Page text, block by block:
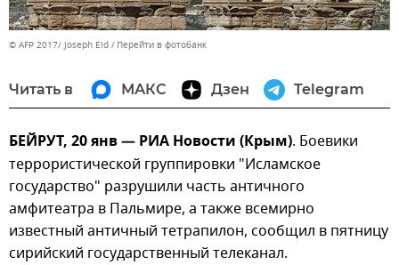
© AFP 2017/ Joseph Eid Перейти в фотобанк
Читать в МАКС Дзен Telegram
БЕЙРУТ, 20 янв — РИА Новости (Крым). Боевики
террористической группировки "Исламское
государство" разрушили часть античного
амфитеатра в Пальмире, а также всемирно
известный античный тетрапилон, сообщил в пятницу
сирийский государственный телеканал.